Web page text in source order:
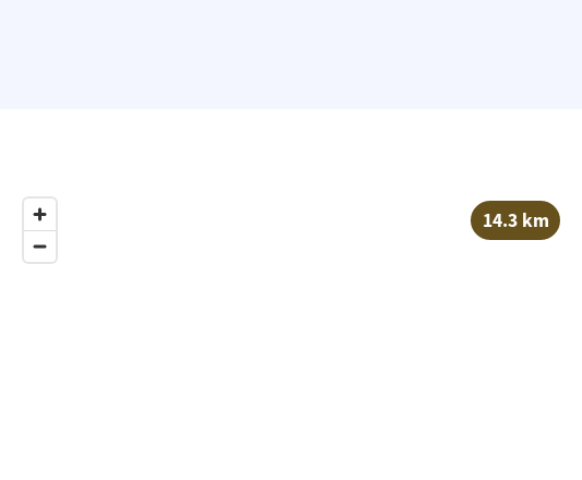
14.3 km